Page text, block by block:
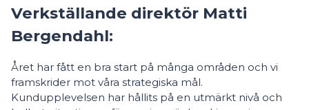
Verkställande direktör Matti
Bergendahl:
Året har fått en bra start på många områden och vi
framskrider mot våra strategiska mål.
Kundupplevelsen har hållits på en utmärkt nivå och